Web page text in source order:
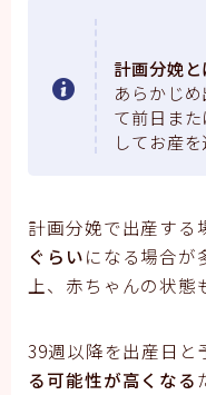
計画分娩と
あらかじ
て前日ま
してお産
計画分娩で出産する
ぐらいになる場合が
上、赤ちゃんの状態
39週以降を出産日と
る可能性が高くなる